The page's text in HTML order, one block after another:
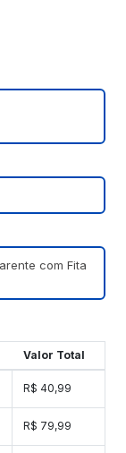
com Fita
Valor Total
R$ 40,99
R$ 79,99